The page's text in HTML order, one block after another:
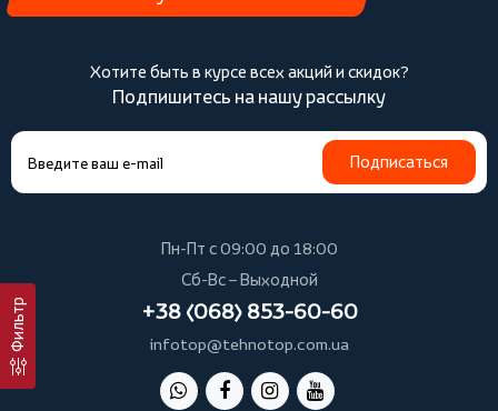
Фильтр
Хотите быть в курсе всех акций и скидок?
Подпишитесь на нашу рассылку
Подписаться
Пн-Пт с 09:00 до 18:00
Сб-Вс – Выходной
+38 (068) 853-60-60
infotop@tehnotop.com.ua